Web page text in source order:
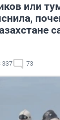
или
337 73